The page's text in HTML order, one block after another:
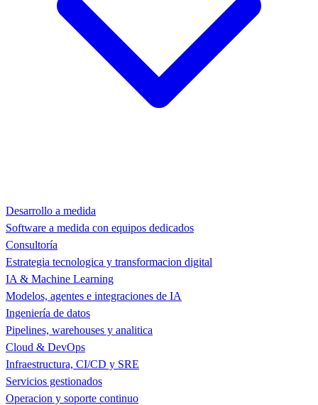
Desarrollo a medida
Software a medida con equipos dedicados
Consultoría
Estrategia tecnologica y transformacion digital
IA & Machine Learning
Modelos, agentes e integraciones de IA
Ingeniería de datos
Pipelines, warehouses y analitica
Cloud & DevOps
Infraestructura, CI/CD y SRE
Servicios gestionados
Operacion y soporte continuo